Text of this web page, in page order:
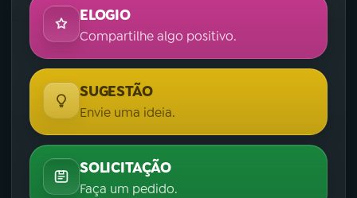
ELOGIO
Compartilhe algo positivo.
SUGESTÃO
Envie uma ideia.
SOLICITAÇÃO
Faça um pedido.